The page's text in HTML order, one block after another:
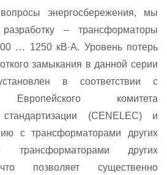
энергосбережения, мы
– трансформаторы
… 1250 кВ·A. Уровень потерь
замыкания в данной серии
в соответствии с
Европейского комитета
стандартизации (CENELEC) и
с трансформаторами других
других
позволяет существенно